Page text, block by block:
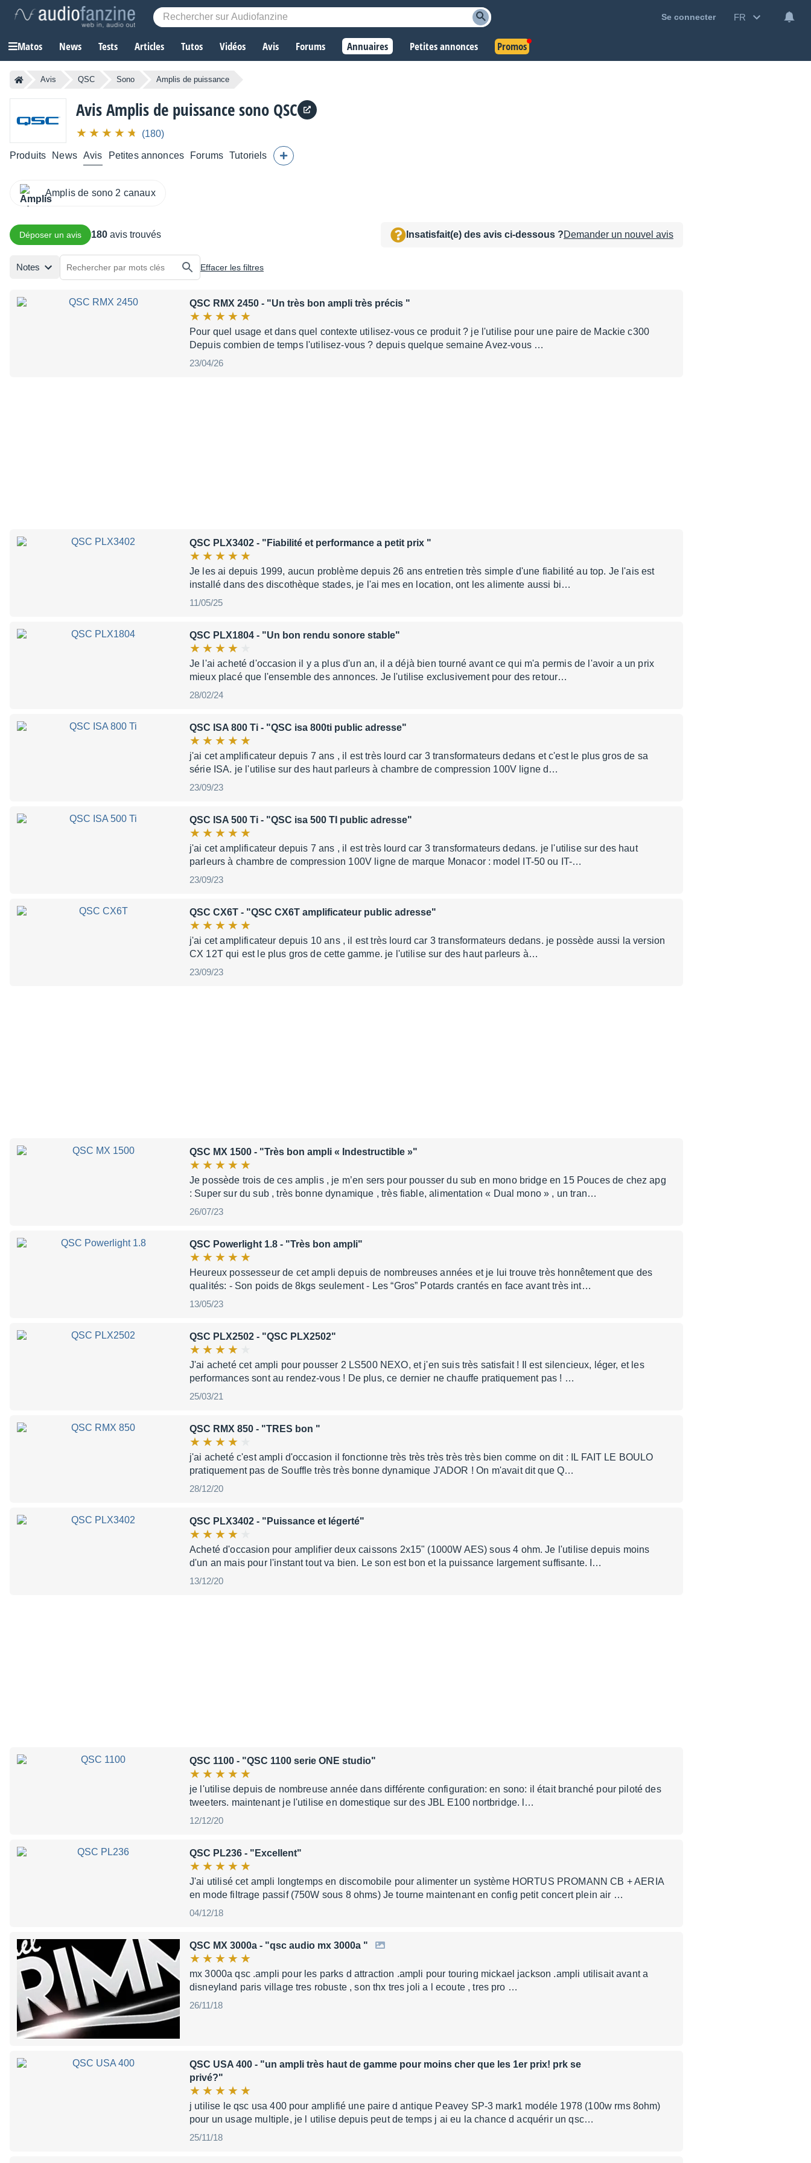
Se connecter FR
Matos News Tests Articles Tutos Vidéos Avis Forums Annuaires Petites annonces Promos
Avis QSC Sono Amplis de puissance
Avis Amplis de puissance sono QSC
(180)
Produits News Avis Petites annonces Forums Tutoriels
Amplis de sono 2 canaux
Déposer un avis 180 avis trouvés Insatisfait(e) des avis ci-dessous ?Demander un nouvel avis
Notes Effacer les filtres
QSC RMX 2450 - "Un très bon ampli très précis "
Pour quel usage et dans quel contexte utilisez-vous ce produit ? je l'utilise pour une paire de Mackie c300
Depuis combien de temps l'utilisez-vous ? depuis quelque semaine Avez-vous …
23/04/26
QSC PLX3402 - "Fiabilité et performance a petit prix "
Je les ai depuis 1999, aucun problème depuis 26 ans entretien très simple d'une fiabilité au top. Je l'ais est
installé dans des discothèque stades, je l'ai mes en location, ont les alimente aussi bi…
11/05/25
QSC PLX1804 - "Un bon rendu sonore stable"
Je l'ai acheté d'occasion il y a plus d'un an, il a déjà bien tourné avant ce qui m'a permis de l'avoir a un prix
mieux placé que l'ensemble des annonces. Je l'utilise exclusivement pour des retour…
28/02/24
QSC ISA 800 Ti - "QSC isa 800ti public adresse"
j'ai cet amplificateur depuis 7 ans , il est très lourd car 3 transformateurs dedans et c'est le plus gros de sa
série ISA. je l'utilise sur des haut parleurs à chambre de compression 100V ligne d…
23/09/23
QSC ISA 500 Ti - "QSC isa 500 TI public adresse"
j'ai cet amplificateur depuis 7 ans , il est très lourd car 3 transformateurs dedans. je l'utilise sur des haut
parleurs à chambre de compression 100V ligne de marque Monacor : model IT-50 ou IT-…
23/09/23
QSC CX6T - "QSC CX6T amplificateur public adresse"
j'ai cet amplificateur depuis 10 ans , il est très lourd car 3 transformateurs dedans. je possède aussi la version
CX 12T qui est le plus gros de cette gamme. je l'utilise sur des haut parleurs à…
23/09/23
QSC MX 1500 - "Très bon ampli « Indestructible »"
Je possède trois de ces amplis , je m’en sers pour pousser du sub en mono bridge en 15 Pouces de chez apg
: Super sur du sub , très bonne dynamique , très fiable, alimentation « Dual mono » , un tran…
26/07/23
QSC Powerlight 1.8 - "Très bon ampli"
Heureux possesseur de cet ampli depuis de nombreuses années et je lui trouve très honnêtement que des
qualités: - Son poids de 8kgs seulement - Les “Gros” Potards crantés en face avant très int…
13/05/23
QSC PLX2502 - "QSC PLX2502"
J'ai acheté cet ampli pour pousser 2 LS500 NEXO, et j'en suis très satisfait ! Il est silencieux, léger, et les
performances sont au rendez-vous ! De plus, ce dernier ne chauffe pratiquement pas ! …
25/03/21
QSC RMX 850 - "TRES bon "
j'ai acheté c'est ampli d'occasion il fonctionne très très très très très bien comme on dit : IL FAIT LE BOULO
pratiquement pas de Souffle très très bonne dynamique J'ADOR ! On m'avait dit que Q…
28/12/20
QSC PLX3402 - "Puissance et légerté"
Acheté d'occasion pour amplifier deux caissons 2x15" (1000W AES) sous 4 ohm. Je l'utilise depuis moins
d'un an mais pour l'instant tout va bien. Le son est bon et la puissance largement suffisante. I…
13/12/20
QSC 1100 - "QSC 1100 serie ONE studio"
je l'utilise depuis de nombreuse année dans différente configuration: en sono: il était branché pour piloté des
tweeters. maintenant je l'utilise en domestique sur des JBL E100 nortbridge. l…
12/12/20
QSC PL236 - "Excellent"
J'ai utilisé cet ampli longtemps en discomobile pour alimenter un système HORTUS PROMANN CB + AERIA
en mode filtrage passif (750W sous 8 ohms) Je tourne maintenant en config petit concert plein air …
04/12/18
QSC MX 3000a - "qsc audio mx 3000a "
mx 3000a qsc .ampli pour les parks d attraction .ampli pour touring mickael jackson .ampli utilisait avant a
disneyland paris village tres robuste , son thx tres joli a l ecoute , tres pro …
26/11/18
QSC USA 400 - "un ampli très haut de gamme pour moins cher que les 1er prix! prk se
privé?"
j utilise le qsc usa 400 pour amplifié une paire d antique Peavey SP-3 mark1 modéle 1978 (100w rms 8ohm)
pour un usage multiple, je l utilise depuis peut de temps j ai eu la chance d acquérir un qsc…
25/11/18